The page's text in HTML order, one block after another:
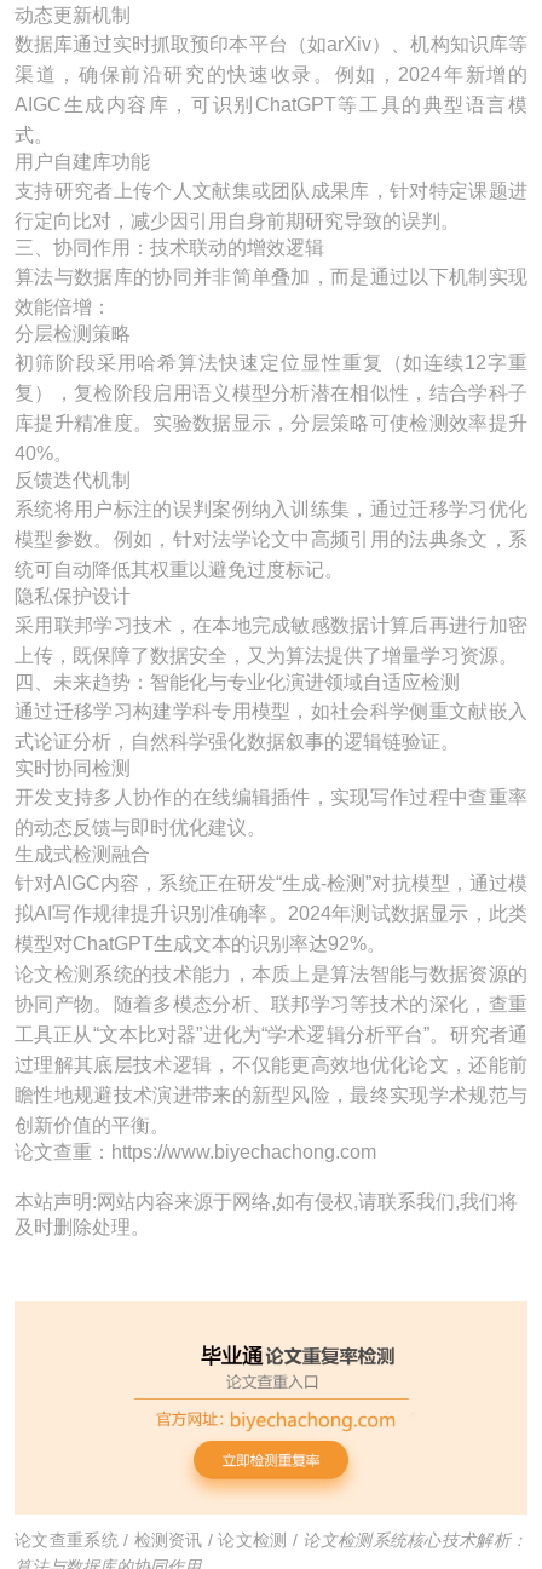
动态更新机制​
数据库通过实时抓取预印本平台（如arXiv）、机构知识库等
渠道，确保前沿研究的快速收录。例如，2024年新增的
AIGC生成内容库，可识别ChatGPT等工具的典型语言模
式。
用户自建库功能​
支持研究者上传个人文献集或团队成果库，针对特定课题进
行定向比对，减少因引用自身前期研究导致的误判。
三、协同作用：技术联动的增效逻辑
算法与数据库的协同并非简单叠加，而是通过以下机制实现
效能倍增：
分层检测策略​
初筛阶段采用哈希算法快速定位显性重复（如连续12字重
复），复检阶段启用语义模型分析潜在相似性，结合学科子
库提升精准度。实验数据显示，分层策略可使检测效率提升
40%。
反馈迭代机制​
系统将用户标注的误判案例纳入训练集，通过迁移学习优化
模型参数。例如，针对法学论文中高频引用的法典条文，系
统可自动降低其权重以避免过度标记。
隐私保护设计​
采用联邦学习技术，在本地完成敏感数据计算后再进行加密
上传，既保障了数据安全，又为算法提供了增量学习资源。
四、未来趋势：智能化与专业化演进领域自适应检测​
通过迁移学习构建学科专用模型，如社会科学侧重文献嵌入
式论证分析，自然科学强化数据叙事的逻辑链验证。
实时协同检测​
开发支持多人协作的在线编辑插件，实现写作过程中查重率
的动态反馈与即时优化建议。
生成式检测融合​
针对AIGC内容，系统正在研发“生成-检测”对抗模型，通过模
拟AI写作规律提升识别准确率。2024年测试数据显示，此类
模型对ChatGPT生成文本的识别率达92%。
论文检测系统的技术能力，本质上是算法智能与数据资源的
协同产物。随着多模态分析、联邦学习等技术的深化，查重
工具正从“文本比对器”进化为“学术逻辑分析平台”。研究者通
过理解其底层技术逻辑，不仅能更高效地优化论文，还能前
瞻性地规避技术演进带来的新型风险，最终实现学术规范与
创新价值的平衡。
论文查重：https://www.biyechachong.com
本站声明:网站内容来源于网络,如有侵权,请联系我们,我们将
及时删除处理。
论文查重系统/ 检测资讯 /论文检测 / 论文检测系统核心技术解析：